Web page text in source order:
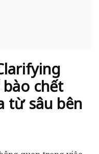
chết
từ sâu bên